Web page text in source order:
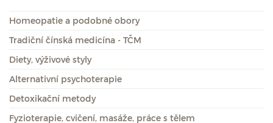
Homeopatie a podobné obory
Tradiční čínská medicína - TČM
Diety, výživové styly
Alternativní psychoterapie
Detoxikační metody
Fyzioterapie, cvičení, masáže, práce s tělem